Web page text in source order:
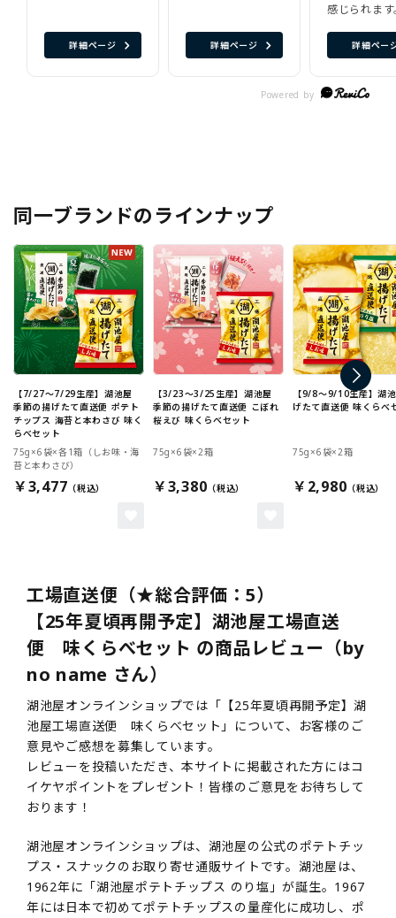
詳細ページ 詳細ページ 詳細ペー
感じられま
同一ブランドのラインナップ
【7/27～7/29生産】湖池屋
季節の揚げたて直送便 ポテト
チップス 海苔と本わさび 味く
らべセット
75g×6袋×各1箱（しお味・海
苔と本わさび）
￥3,477
【3/23～3/25生産】湖池屋
季節の揚げたて直送便 こぼれ
桜えび 味くらべセット
75g×6袋×2箱
￥3,380
【9/8～9/10生産】湖
げたて直送便 味くらべ
75g×6袋×2箱
￥2,980
工場直送便（★総合評価：5）
【25年夏頃再開予定】湖池屋工場直送
便 味くらべセット の商品レビュー（by
no name さん）
湖池屋オンラインショップでは「【25年夏頃再開予定】湖
池屋工場直送便 味くらべセット」について、お客様のご
意見やご感想を募集しています。
レビューを投稿いただき、本サイトに掲載された方にはコ
イケヤポイントをプレゼント！皆様のご意見をお待ちして
おります！
湖池屋オンラインショップは、湖池屋の公式のポテトチッ
プス・スナックのお取り寄せ通販サイトです。湖池屋は、
1962年に「湖池屋ポテトチップス のり塩」が誕生。1967
年には日本で初めてポテトチップスの量産化に成功し、ポ